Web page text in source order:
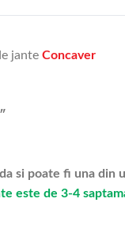
jante Concaver
si poate fi una
este de 3-4